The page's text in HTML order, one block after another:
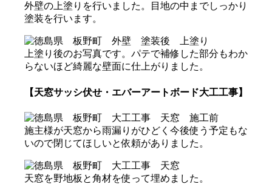
外壁の上塗りを行いました。目地の中までしっかり
塗装を行います。
上塗り後のお写真です。パテで補修した部分もわか
らないほど綺麗な壁面に仕上がりました。
【天窓サッシ伏せ・エバーアートボード大工工事】
施主様が天窓から雨漏りがひどく今後使う予定もな
いので閉じてほしいと依頼がありました。
天窓を野地板と角材を使って埋めました。